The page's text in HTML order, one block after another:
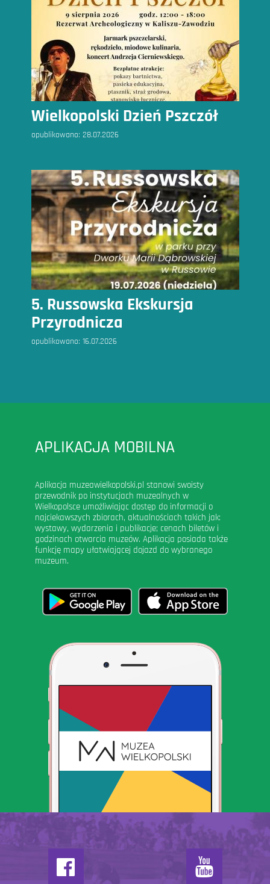
Wielkopolski Dzień Pszczół
opublikowano: 28.07.2026
5. Russowska Ekskursja
Przyrodnicza
opublikowano: 16.07.2026
APLIKACJA MOBILNA
Aplikacja muzeawielkopolski.pl stanowi swoisty
przewodnik po instytucjach muzealnych w
Wielkopolsce umożliwiając dostęp do informacji o
najciekawszych zbiorach, aktualnościach takich jak:
wystawy, wydarzenia i publikacje; cenach biletów i
godzinach otwarcia muzeów. Aplikacja posiada także
funkcję mapy ułatwiającej dojazd do wybranego
muzeum.